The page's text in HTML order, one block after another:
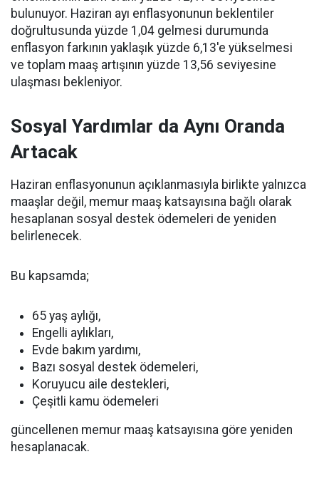
bulunuyor. Haziran ayı enflasyonunun beklentiler
doğrultusunda yüzde 1,04 gelmesi durumunda
enflasyon farkının yaklaşık yüzde 6,13'e yükselmesi
ve toplam maaş artışının yüzde 13,56 seviyesine
ulaşması bekleniyor.
Sosyal Yardımlar da Aynı Oranda
Artacak
Haziran enflasyonunun açıklanmasıyla birlikte yalnızca
maaşlar değil, memur maaş katsayısına bağlı olarak
hesaplanan sosyal destek ödemeleri de yeniden
belirlenecek.
Bu kapsamda;
65 yaş aylığı,
Engelli aylıkları,
Evde bakım yardımı,
Bazı sosyal destek ödemeleri,
Koruyucu aile destekleri,
Çeşitli kamu ödemeleri
güncellenen memur maaş katsayısına göre yeniden
hesaplanacak.